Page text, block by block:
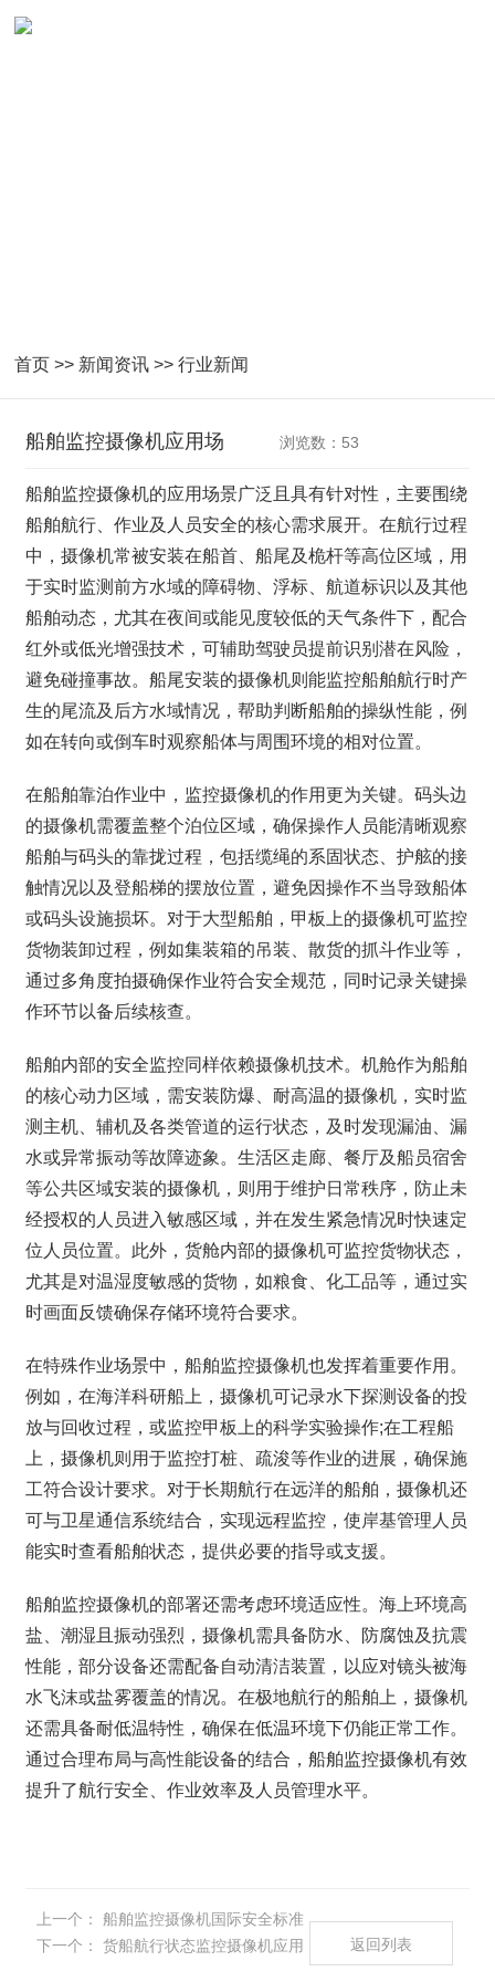
首页 >> 新闻资讯 >>行业新闻
船舶监控摄像机应用场 浏览数：53
船舶监控摄像机的应用场景广泛且具有针对性，主要围绕
船舶航行、作业及人员安全的核心需求展开。在航行过程
中，摄像机常被安装在船首、船尾及桅杆等高位区域，用
于实时监测前方水域的障碍物、浮标、航道标识以及其他
船舶动态，尤其在夜间或能见度较低的天气条件下，配合
红外或低光增强技术，可辅助驾驶员提前识别潜在风险，
避免碰撞事故。船尾安装的摄像机则能监控船舶航行时产
生的尾流及后方水域情况，帮助判断船舶的操纵性能，例
如在转向或倒车时观察船体与周围环境的相对位置。
在船舶靠泊作业中，监控摄像机的作用更为关键。码头边
的摄像机需覆盖整个泊位区域，确保操作人员能清晰观察
船舶与码头的靠拢过程，包括缆绳的系固状态、护舷的接
触情况以及登船梯的摆放位置，避免因操作不当导致船体
或码头设施损坏。对于大型船舶，甲板上的摄像机可监控
货物装卸过程，例如集装箱的吊装、散货的抓斗作业等，
通过多角度拍摄确保作业符合安全规范，同时记录关键操
作环节以备后续核查。
船舶内部的安全监控同样依赖摄像机技术。机舱作为船舶
的核心动力区域，需安装防爆、耐高温的摄像机，实时监
测主机、辅机及各类管道的运行状态，及时发现漏油、漏
水或异常振动等故障迹象。生活区走廊、餐厅及船员宿舍
等公共区域安装的摄像机，则用于维护日常秩序，防止未
经授权的人员进入敏感区域，并在发生紧急情况时快速定
位人员位置。此外，货舱内部的摄像机可监控货物状态，
尤其是对温湿度敏感的货物，如粮食、化工品等，通过实
时画面反馈确保存储环境符合要求。
在特殊作业场景中，船舶监控摄像机也发挥着重要作用。
例如，在海洋科研船上，摄像机可记录水下探测设备的投
放与回收过程，或监控甲板上的科学实验操作;在工程船
上，摄像机则用于监控打桩、疏浚等作业的进展，确保施
工符合设计要求。对于长期航行在远洋的船舶，摄像机还
可与卫星通信系统结合，实现远程监控，使岸基管理人员
能实时查看船舶状态，提供必要的指导或支援。
船舶监控摄像机的部署还需考虑环境适应性。海上环境高
盐、潮湿且振动强烈，摄像机需具备防水、防腐蚀及抗震
性能，部分设备还需配备自动清洁装置，以应对镜头被海
水飞沫或盐雾覆盖的情况。在极地航行的船舶上，摄像机
还需具备耐低温特性，确保在低温环境下仍能正常工作。
通过合理布局与高性能设备的结合，船舶监控摄像机有效
提升了航行安全、作业效率及人员管理水平。
上一个：
船舶监控摄像机国际安全标准
下一个：
货船航行状态监控摄像机应用 返回列表